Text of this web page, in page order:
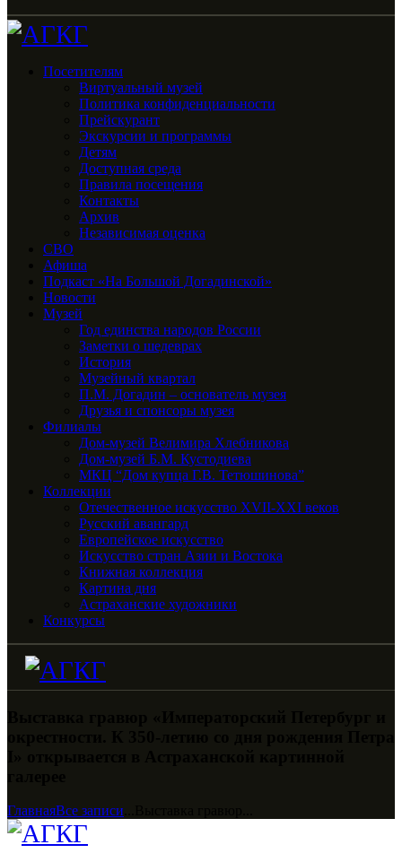
Посетителям
Виртуальный музей
Политика конфиденциальности
Прейскурант
Экскурсии и программы
Детям
Доступная среда
Правила посещения
Контакты
Архив
Независимая оценка
СВО
Афиша
Подкаст «На Большой Догадинской»
Новости
Музей
Год единства народов России
Заметки о шедеврах
История
Музейный квартал
П.М. Догадин – основатель музея
Друзья и спонсоры музея
Филиалы
Дом-музей Велимира Хлебникова
Дом-музей Б.М. Кустодиева
МКЦ “Дом купца Г.В. Тетюшинова”
Коллекции
Отечественное искусство XVII-XXI веков
Русский авангард
Европейское искусство
Искусство стран Азии и Востока
Книжная коллекция
Картина дня
Астраханские художники
Конкурсы
ГлавнаяВсе записи